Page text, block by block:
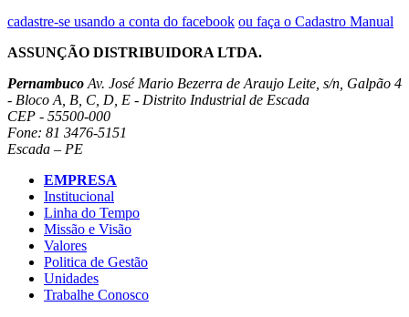
cadastre-se usando a conta do facebook ou faça o Cadastro Manual
ASSUNÇÃO DISTRIBUIDORA LTDA.
Pernambuco Av. José Mario Bezerra de Araujo Leite, s/n, Galpão 4
- Bloco A, B, C, D, E - Distrito Industrial de Escada
CEP - 55500-000
Fone: 81 3476-5151
Escada – PE
EMPRESA
Institucional
Linha do Tempo
Missão e Visão
Valores
Politica de Gestão
Unidades
Trabalhe Conosco